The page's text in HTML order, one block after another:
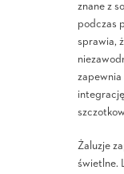
znane z
podczas
sprawia,
zapewnia
Żaluzje
świetlne.